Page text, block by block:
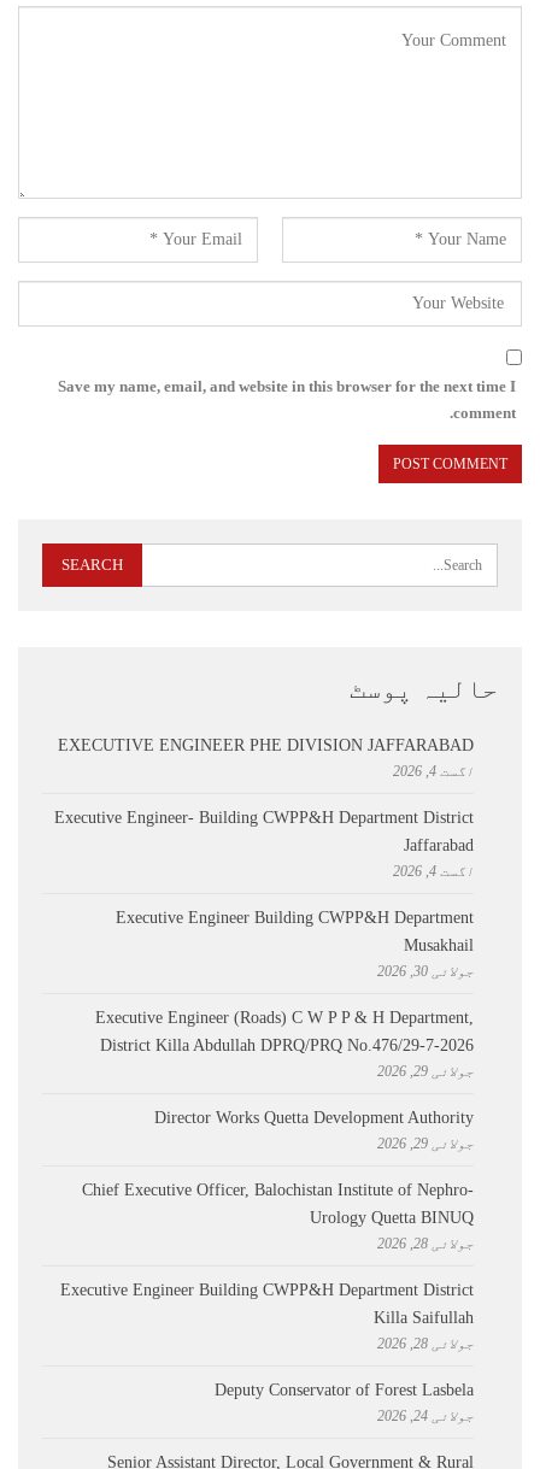
Save my name, email, and website in this browser for the next time I
comment.
حالیہ پوسٹ
EXECUTIVE ENGINEER PHE DIVISION JAFFARABAD
اگست 4, 2026
Executive Engineer- Building CWPP&H Department District
Jaffarabad
اگست 4, 2026
Executive Engineer Building CWPP&H Department
Musakhail
جولائی 30, 2026
Executive Engineer (Roads) C W P P & H Department,
District Killa Abdullah ​DPRQ/PRQ No.476/29-7-2026
جولائی 29, 2026
Director Works Quetta Development Authority
جولائی 29, 2026
Chief Executive Officer, Balochistan Institute of Nephro-
Urology Quetta BINUQ
جولائی 28, 2026
Executive Engineer Building CWPP&H Department District
Killa Saifullah
جولائی 28, 2026
Deputy Conservator of Forest Lasbela
جولائی 24, 2026
Senior Assistant Director, Local Government & Rural